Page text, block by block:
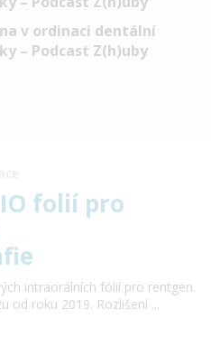
v ordinaci dentální
– Podcast Z(h)uby
folií pro
intraorálních fólií pro rentgen.
od roku 2019. Rozlišení ...